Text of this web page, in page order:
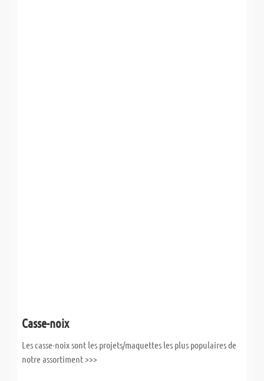
Casse-noix
Les casse-noix sont les projets/maquettes les plus populaires de
notre assortiment >>>